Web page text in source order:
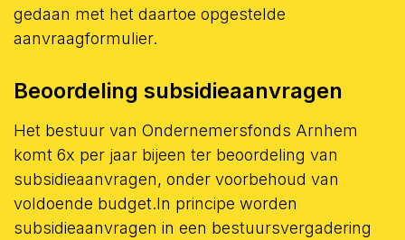
gedaan met het daartoe opgestelde
aanvraagformulier.
Beoordeling subsidieaanvragen
Het bestuur van Ondernemersfonds Arnhem
komt 6x per jaar bijeen ter beoordeling van
subsidieaanvragen, onder voorbehoud van
voldoende budget.In principe worden
subsidieaanvragen in een bestuursvergadering